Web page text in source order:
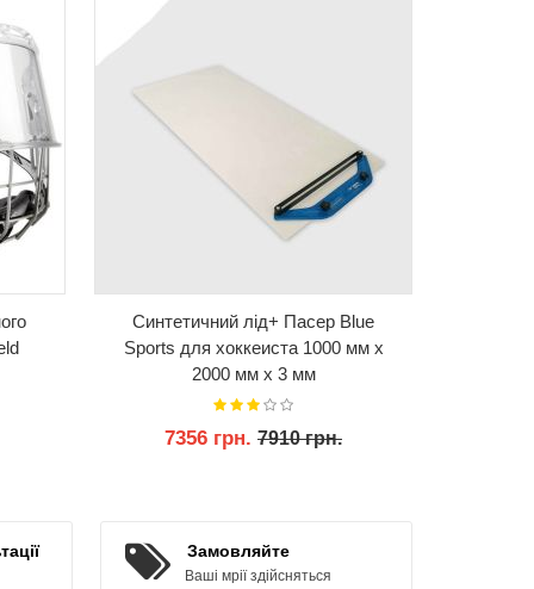
Синтетичний лід+ Пасер Blue
Sports для хоккеиста 1000 мм x
2000 мм x 3 мм
7356 грн. 7910 грн.
Замовляйте
Ваші мрії здійсняться